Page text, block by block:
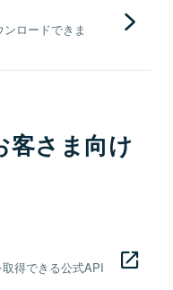
ロードできま
客さま向け
得できる公式API